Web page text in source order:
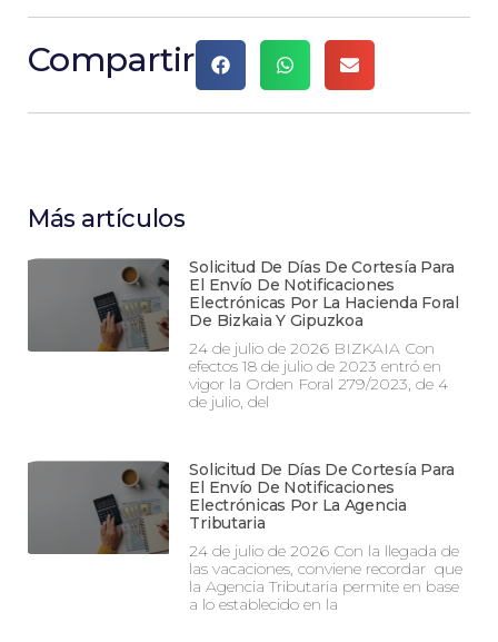
Compartir
Más artículos
Solicitud De Días De Cortesía Para
El Envío De Notificaciones
Electrónicas Por La Hacienda Foral
De Bizkaia Y Gipuzkoa
24 de julio de 2026 BIZKAIA Con
efectos 18 de julio de 2023 entró en
vigor la Orden Foral 279/2023, de 4
de julio, del
Solicitud De Días De Cortesía Para
El Envío De Notificaciones
Electrónicas Por La Agencia
Tributaria
24 de julio de 2026 Con la llegada de
las vacaciones, conviene recordar que
la Agencia Tributaria permite en base
a lo establecido en la